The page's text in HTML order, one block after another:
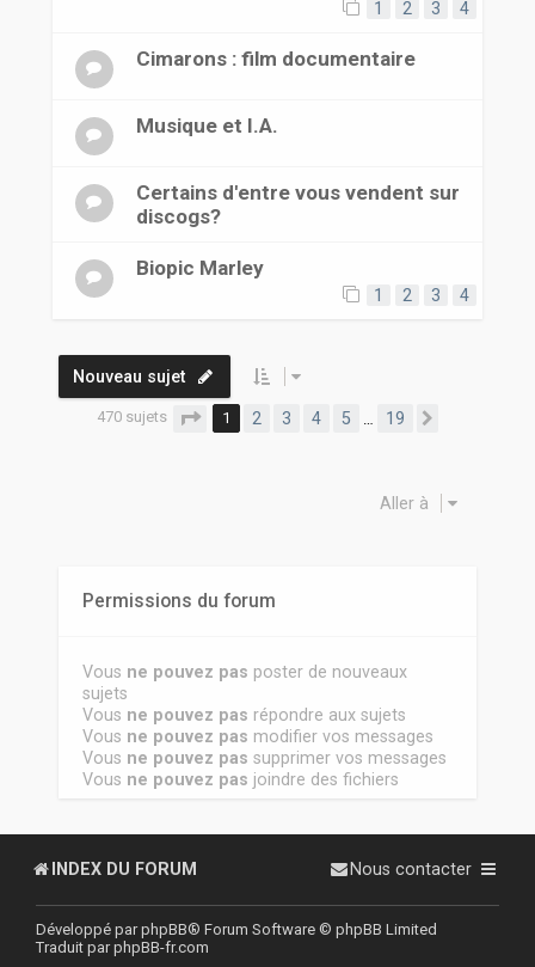
1 2 3 4
Cimarons : film documentaire
Musique et I.A.
Certains d'entre vous vendent sur
discogs?
Biopic Marley
1 2 3 4
Nouveau sujet
470 sujets Page 1sur
1 2 3 4 5 19
Aller à
Permissions du forum
Vous ne pouvez pas poster de nouveaux
sujets
Vous ne pouvez pas répondre aux sujets
Vous ne pouvez pas modifier vos messages
Vous ne pouvez pas supprimer vos messages
Vous ne pouvez pas joindre des fichiers
INDEX DU FORUM Nous contacter
Développé parphpBB® Forum Software © phpBB Limited
Traduit parphpBB-fr.com